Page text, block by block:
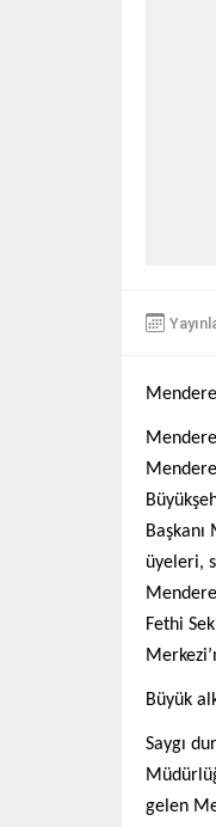
üyeleri,
Fethi
Büyük
Saygı
gelen